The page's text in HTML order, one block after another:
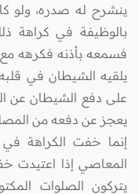
ينشرح له صدره، ولو
بالوظيفة في كراهة
فسمعه بأذنه فكرهه مع
يلقيه الشيطان في
على دفع الشيطان عن
يعجز عن دفعه من
إنما خفت الكراهة
المعاصي إذا اعتيدت
يتركون الصلوات